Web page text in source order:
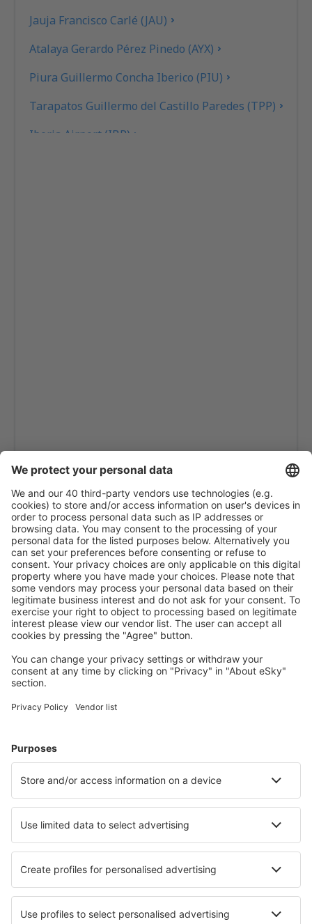
Jauja Francisco Carlé (JAU)
Atalaya Gerardo Pérez Pinedo (AYX)
Piura Guillermo Concha Iberico (PIU)
Tarapatos Guillermo del Castillo Paredes (TPP)
Iberia Airport (IBP)
Rioja Juan Simons Vela (RIJ)
Arequipa Rodriguez Ballon (AQP)
Santa Maria Airport (Peru) (SMG)
Jaen Shumba (JAE)
Talara Victor Monteas Arias (TYL)
Tingo Maria Airport (TGI)
Trujillo Carlos Martinez de Pinillos (TRU)